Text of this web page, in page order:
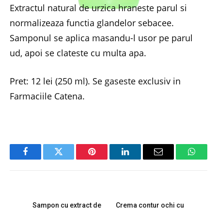
Extractul natural de urzica hraneste parul si
normalizeaza functia glandelor sebacee.
Samponul se aplica masandu-l usor pe parul
ud, apoi se clateste cu multa apa.
Pret: 12 lei (250 ml). Se gaseste exclusiv in
Farmaciile Catena.
FacebookTwitter Pinterest LinkedInEmail
Sampon cu extract de
Crema contur ochi cu